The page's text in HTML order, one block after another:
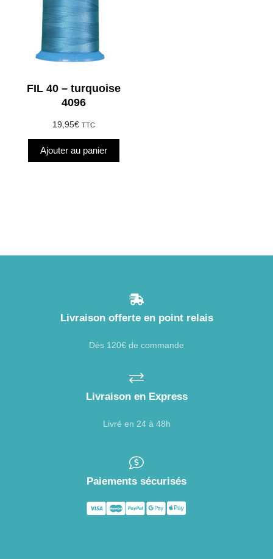
FIL 40 – turquoise
4096
19,95€ TTC
Ajouter au panier
Livraison offerte en point relais
Dès 120€ de commande
Livraison en Express
Livré en 24 à 48h
Paiements sécurisés